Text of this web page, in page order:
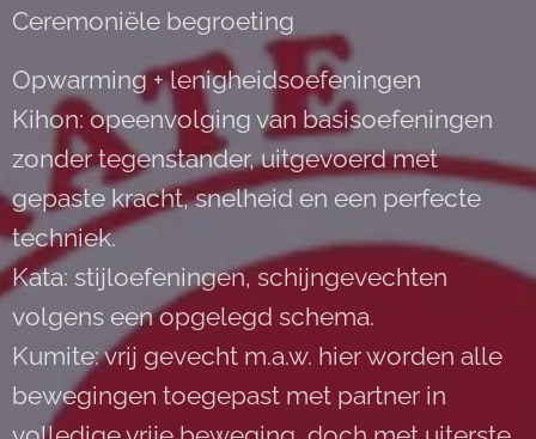
Ceremoniële begroeting
Opwarming + lenigheidsoefeningen
Kihon: opeenvolging van basisoefeningen
zonder tegenstander, uitgevoerd met
gepaste kracht, snelheid en een perfecte
techniek.
Kata: stijloefeningen, schijngevechten
volgens een opgelegd schema.
Kumite: vrij gevecht m.a.w. hier worden alle
bewegingen toegepast met partner in